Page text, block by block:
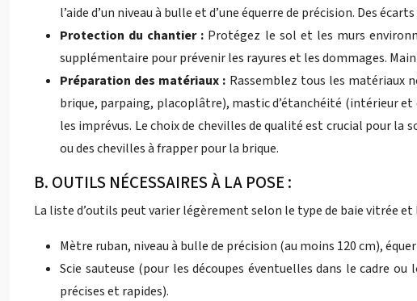
l’aide d’un niveau à bulle et d’une équerre de précision. Des
Protection du chantier : Protégez le sol et les murs
supplémentaire pour prévenir les rayures et les dommages.
Préparation des matériaux : Rassemblez tous les matériaux
brique, parpaing, placoplâtre), mastic d’étanchéité (intérieur
les imprévus. Le choix de chevilles de qualité est crucial pour
ou des chevilles à frapper pour la brique.
B. OUTILS NÉCESSAIRES À LA POSE :
La liste d’outils peut varier légèrement selon le type de baie vitrée
Mètre ruban, niveau à bulle de précision (au moins 120 cm),
Scie sauteuse (pour les découpes éventuelles dans le cadre
précises et rapides).